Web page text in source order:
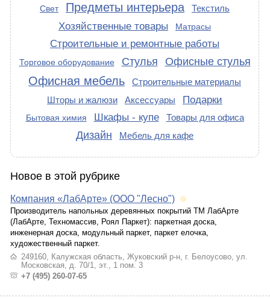
Свет Предметы интерьера Текстиль
Хозяйственные товары Матрасы
Строительные и ремонтные работы
Торговое оборудование Стулья Офисные стулья
Офисная мебель
Строительные материалы
Шторы и жалюзи
Аксессуары Подарки
Бытовая химия Шкафы - купе Товары для офиса
Дизайн Мебель для кафе
Новое в этой рубрике
Компания «ЛабАрте» (ООО "Лесно")
Производитель напольных деревянных покрытий ТМ ЛабАрте
(ЛабАрте, Техномассив, Роял Паркет): паркетная доска,
инженерная доска, модульный паркет, паркет елочка,
художественный паркет.
249160, Калужская область, Жуковский р-н, г. Белоусово, ул.
Московская, д. 70/1, эт., 1 пом. 3
+7 (495) 260-07-65